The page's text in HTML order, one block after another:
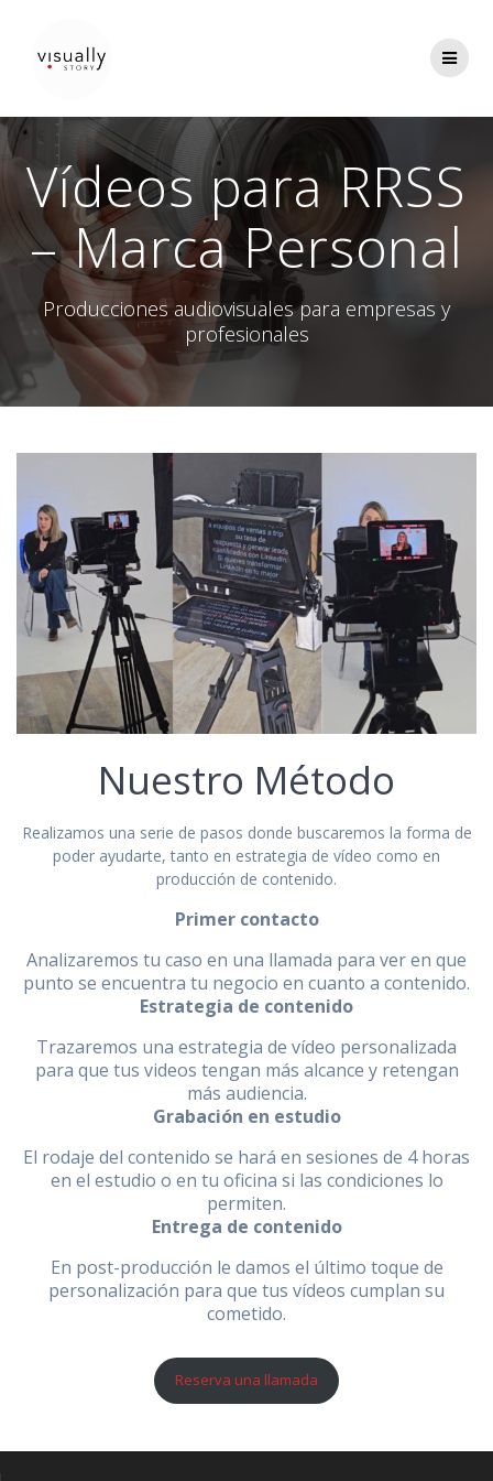
Vídeos para RRSS
– Marca Personal
Producciones audiovisuales para empresas y
profesionales
Nuestro Método
Realizamos una serie de pasos donde buscaremos la forma de
poder ayudarte, tanto en estrategia de vídeo como en
producción de contenido.
Primer contacto
Analizaremos tu caso en una llamada para ver en que
punto se encuentra tu negocio en cuanto a contenido.
Estrategia de contenido
Trazaremos una estrategia de vídeo personalizada
para que tus videos tengan más alcance y retengan
más audiencia.
Grabación en estudio
El rodaje del contenido se hará en sesiones de 4 horas
en el estudio o en tu oficina si las condiciones lo
permiten.
Entrega de contenido
En post-producción le damos el último toque de
personalización para que tus vídeos cumplan su
cometido.
Reserva una llamada